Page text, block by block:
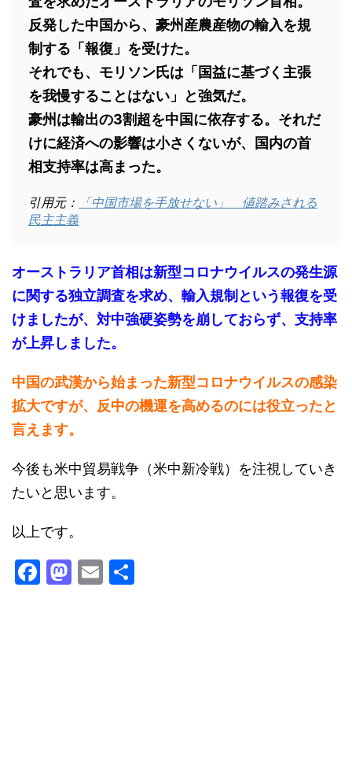
反発した中国から、豪州産農産物の輸入を規
制する「報復」を受けた。
それでも、モリソン氏は「国益に基づく主張
を我慢することはない」と強気だ。
豪州は輸出の3割超を中国に依存する。それだ
けに経済への影響は小さくないが、国内の首
相支持率は高まった。
引用元：
「中国市場を手放せない」 値踏みされる
民主主義
オーストラリア首相は新型コロナウイルスの発生源
に関する独立調査を求め、輸入規制という報復を受
けましたが、対中強硬姿勢を崩しておらず、支持率
が上昇しました。
中国の武漢から始まった新型コロナウイルスの感染
拡大ですが、反中の機運を高めるのには役立ったと
言えます。
今後も米中貿易戦争（米中新冷戦）を注視していき
たいと思います。
以上です。
F
M E